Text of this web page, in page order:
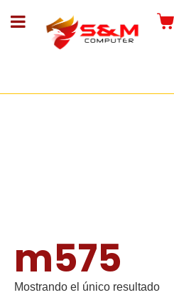
m575
Mostrando el único resultado